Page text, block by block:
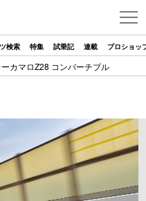
検索 特集 試乗記 連載 プロショッ
カマロZ28 コンバーチブル